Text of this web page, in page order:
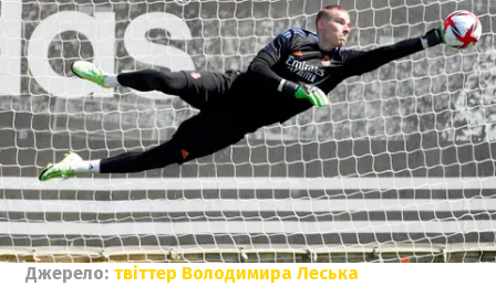
Джерело: твіттер Володимира Леська